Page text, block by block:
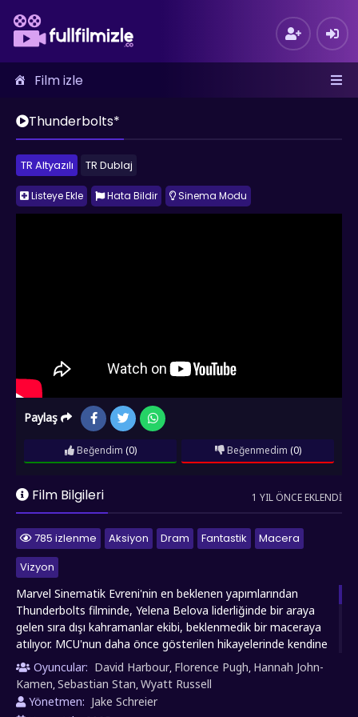
Film izle
Thunderbolts*
TR Altyazılı TR Dublaj
Listeye Ekle Hata Bildir Sinema Modu
Paylaş
Beğendim (0) Beğenmedim (0)
Film Bilgileri 1 YIL ÖNCE EKLENDI
785 izlenme Aksiyon Dram Fantastik
Macera
Vizyon
Marvel Sinematik Evreni'nin en beklenen yapımlarından
Thunderbolts filminde, Yelena Belova liderliğinde bir araya
gelen sıra dışı kahramanlar ekibi, beklenmedik bir maceraya
atılıyor. MCU'nun daha önce gösterilen hikayelerinde kendine
yer bulmuş dışlanmış karakterlerden oluşan bu ekip, Valentina
Allegra de Fontaine'in ustaca hazırladığı karmaşık bir
komployla karşı karşıya kalacak. Kahramanlarımız sadece
görevlerini tamamlamakla kalmayıp, kendi karanlık
Oyuncular: David Harbour, Florence Pugh, Hannah John-
Kamen,Sebastian Stan,Wyatt Russell
Yönetmen: Jake Schreier